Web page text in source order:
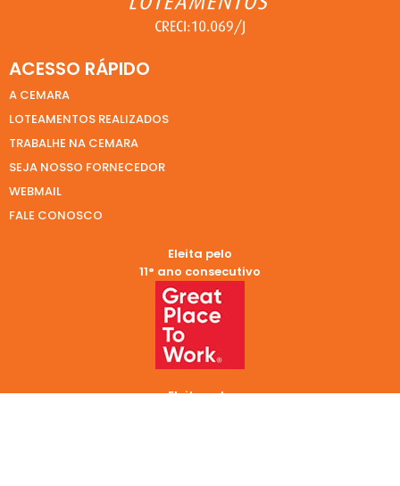
ACESSO RÁPIDO
A CEMARA
LOTEAMENTOS REALIZADOS
TRABALHE NA CEMARA
SEJA NOSSO FORNECEDOR
WEBMAIL
FALE CONOSCO
Eleita pelo
11° ano consecutivo
Eleita pelo